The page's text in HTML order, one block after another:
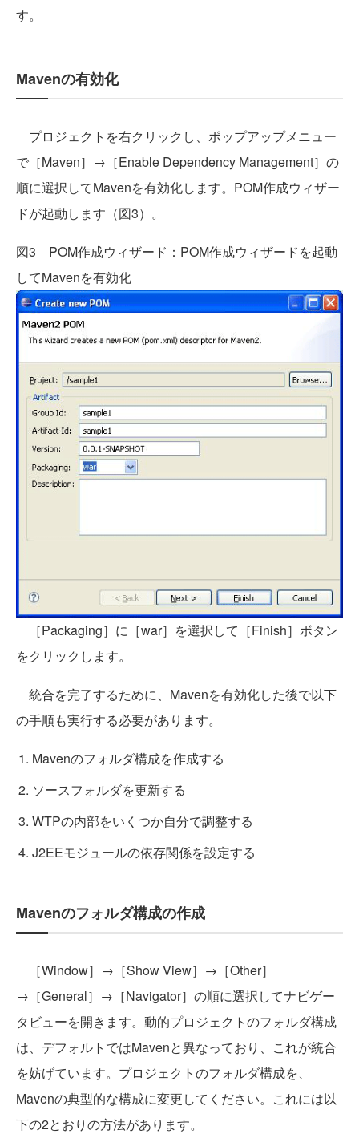
す。
Mavenの有効化
プロジェクトを右クリックし、ポップアップメニュー
で［Maven］→［Enable Dependency Management］の
順に選択してMavenを有効化します。POM作成ウィザー
ドが起動します（図3）。
図3 POM作成ウィザード：POM作成ウィザードを起動
してMavenを有効化
［Packaging］に［war］を選択して［Finish］ボタン
をクリックします。
統合を完了するために、Mavenを有効化した後で以下
の手順も実行する必要があります。
Mavenのフォルダ構成を作成する
ソースフォルダを更新する
WTPの内部をいくつか自分で調整する
J2EEモジュールの依存関係を設定する
Mavenのフォルダ構成の作成
［Window］→［Show View］→［Other］
→［General］→［Navigator］の順に選択してナビゲー
タビューを開きます。動的プロジェクトのフォルダ構成
は、デフォルトではMavenと異なっており、これが統合
を妨げています。プロジェクトのフォルダ構成を、
Mavenの典型的な構成に変更してください。これには以
下の2とおりの方法があります。